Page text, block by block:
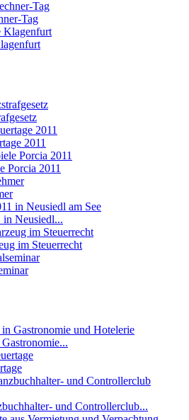
Tag
2011
Porcia 2011
Neusiedl...
im Steuerrecht
und Controllerclub...